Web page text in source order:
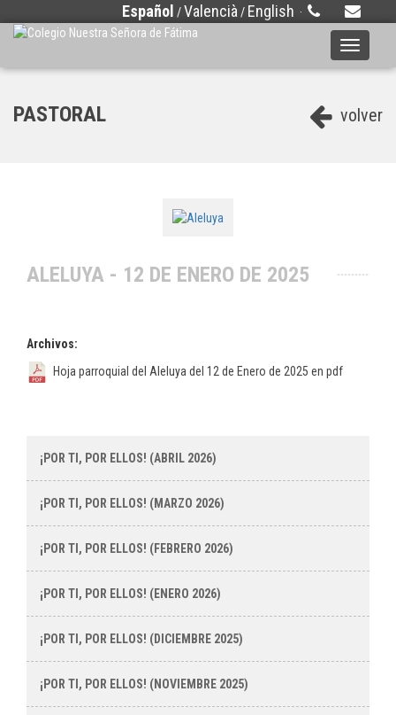
Español /Valencià / English ·
Toggle
volver
PASTORAL
ALELUYA - 12 DE ENERO DE 2025
Archivos:
Hoja parroquial del Aleluya del 12 de Enero de 2025 en pdf
¡POR TI, POR ELLOS! (ABRIL 2026)
¡POR TI, POR ELLOS! (MARZO 2026)
¡POR TI, POR ELLOS! (FEBRERO 2026)
¡POR TI, POR ELLOS! (ENERO 2026)
¡POR TI, POR ELLOS! (DICIEMBRE 2025)
¡POR TI, POR ELLOS! (NOVIEMBRE 2025)